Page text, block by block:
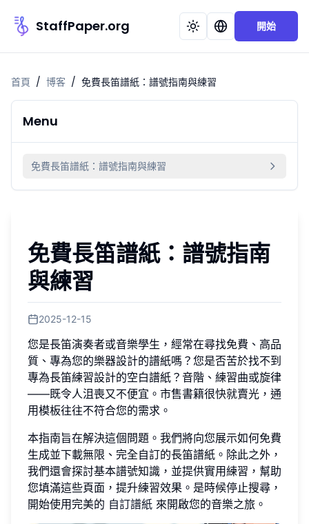
StaffPaper.org 開始
首頁 / 博客 / 免費長笛譜紙：譜號指南與練習
Menu
免費長笛譜紙：譜號指南與練習
免費長笛譜紙：譜號指南
與練習
2025-12-15
您是長笛演奏者或音樂學生，經常在尋找免費、高品
質、專為您的樂器設計的譜紙嗎？您是否苦於找不到
專為長笛練習設計的空白譜紙？音階、練習曲或旋律
——既令人沮喪又不便宜。市售書籍很快就賣光，通
用模板往往不符合您的需求。
本指南旨在解決這個問題。我們將向您展示如何免費
生成並下載無限、完全自訂的長笛譜紙。除此之外，
我們還會探討基本譜號知識，並提供實用練習，幫助
您填滿這些頁面，提升練習效果。是時候停止搜尋，
開始使用完美的 自訂譜紙 來開啟您的音樂之旅。